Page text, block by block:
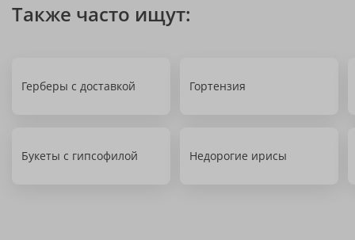
Также часто ищут:
Герберы с доставкой Гортензия
Букеты с гипсофилой Недорогие ирисы